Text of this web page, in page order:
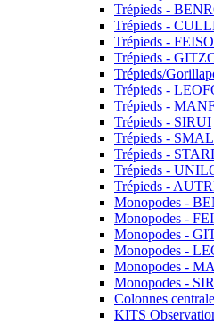
Trépieds -
Trépieds -
Trépieds -
Trépieds -
Trépieds/
Trépieds -
Trépieds -
Trépieds - SIRUI
Trépieds -
Trépieds -
Trépieds -
Trépieds -
Monopodes -
Monopodes -
Monopodes -
Monopodes -
Monopodes -
Monopodes -
Colonnes
KITS